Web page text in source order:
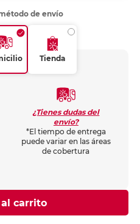
de envío
Tienda
¿Tienes dudas del
envío?
*El tiempo de entrega
puede variar en las áreas
de cobertura
carrito